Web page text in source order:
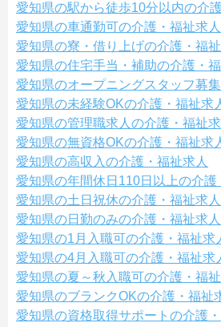
愛知県の駅から徒歩10分以内の介
愛知県の車通勤可の介護・福祉求人
愛知県の寮・借り上げの介護・福祉
愛知県の住宅手当・補助の介護・
愛知県のオープニングスタッフ募
愛知県の未経験OKの介護・福祉求
愛知県の管理職求人の介護・福祉求
愛知県の無資格OKの介護・福祉求
愛知県の高収入の介護・福祉求人
愛知県の年間休日110日以上の介護
愛知県の土日祝休の介護・福祉求人
愛知県の日勤のみの介護・福祉求人
愛知県の1月入職可の介護・福祉求
愛知県の4月入職可の介護・福祉求
愛知県の夏～秋入職可の介護・福祉
愛知県のブランクOKの介護・福祉
愛知県の資格取得サポートの介護